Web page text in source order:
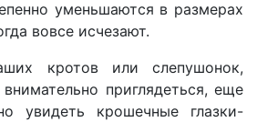
уменьшаются в размерах
вовсе исчезают.
кротов или слепушонок,
приглядеться, еще
увидеть крошечные глазки-